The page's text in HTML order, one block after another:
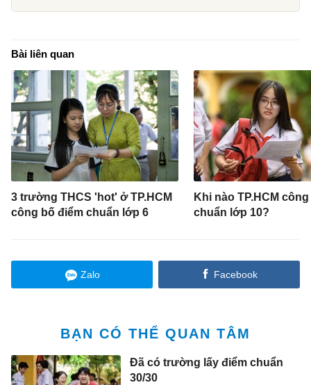
Bài liên quan
3 trường THCS 'hot' ở TP.HCM
công bố điểm chuẩn lớp 6
Khi nào TP.HCM
chuẩn lớp 10?
Zalo Facebook
BẠN CÓ THỂ QUAN TÂM
Đã có trường lấy điểm chuẩn
30/30